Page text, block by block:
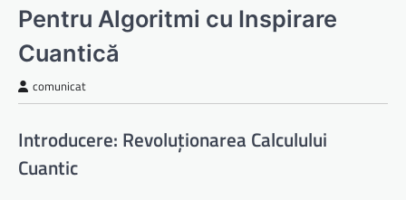
Pentru Algoritmi cu Inspirare
Cuantică
comunicat
Introducere: Revoluționarea Calculului
Cuantic